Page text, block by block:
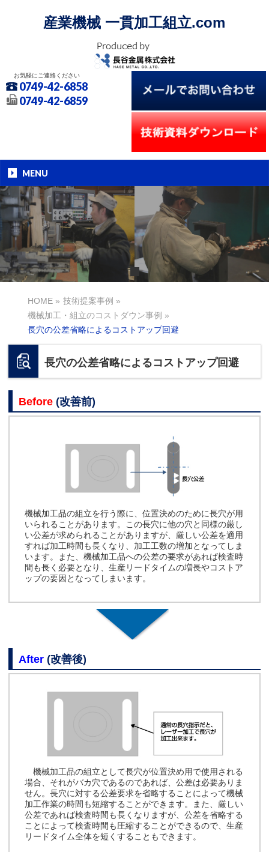
産業機械 一貫加工組立.com
お気軽にご連絡ください
0749-42-6858
0749-42-6859
MENU
HOME » 技術提案事例 »
機械加工・組立のコストダウン事例 »
長穴の公差省略によるコストアップ回避
長穴の公差省略によるコストアップ回避
Before (改善前)
機械加工品の組立を行う際に、位置決めのために長穴が用
いられることがあります。この長穴に他の穴と同様の厳し
い公差が求められることがありますが、厳しい公差を適用
すれば加工時間も長くなり、加工工数の増加となってしま
います。また、機械加工品への公差の要求があれば検査時
間も長く必要となり、生産リードタイムの増長やコストア
ップの要因となってしまいます。
After (改善後)
機械加工品の組立として長穴が位置決め用で使用される
場合、それがバカ穴であるのであれば、公差は必要ありま
せん。長穴に対する公差要求を省略することによって機械
加工作業の時間も短縮することができます。また、厳しい
公差であれば検査時間も長くなりますが、公差を省略する
ことによって検査時間も圧縮することができるので、生産
リードタイム全体を短くすることもできます。